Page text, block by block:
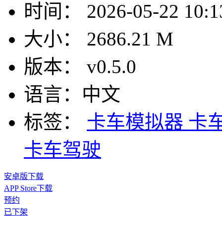
时间：
2026-05-22
大小：
2686.21 M
版本：
v0.5.0
语言： 中文
标签：
卡车模拟器 卡
卡车驾驶
安卓版下载
APP Store下载
预约
已下架